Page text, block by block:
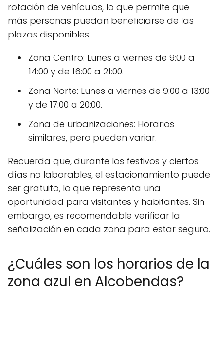
rotación de vehículos, lo que permite que
más personas puedan beneficiarse de las
plazas disponibles.
Zona Centro: Lunes a viernes de 9:00 a
14:00 y de 16:00 a 21:00.
Zona Norte: Lunes a viernes de 9:00 a 13:00
y de 17:00 a 20:00.
Zona de urbanizaciones: Horarios
similares, pero pueden variar.
Recuerda que, durante los festivos y ciertos
días no laborables, el estacionamiento puede
ser gratuito, lo que representa una
oportunidad para visitantes y habitantes. Sin
embargo, es recomendable verificar la
señalización en cada zona para estar seguro.
¿Cuáles son los horarios de la
zona azul en Alcobendas?